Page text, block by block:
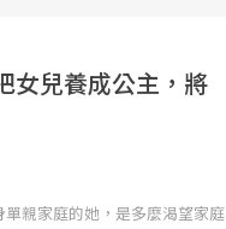
女兒養成公主，將
親家庭的她，是多麼渴望家庭